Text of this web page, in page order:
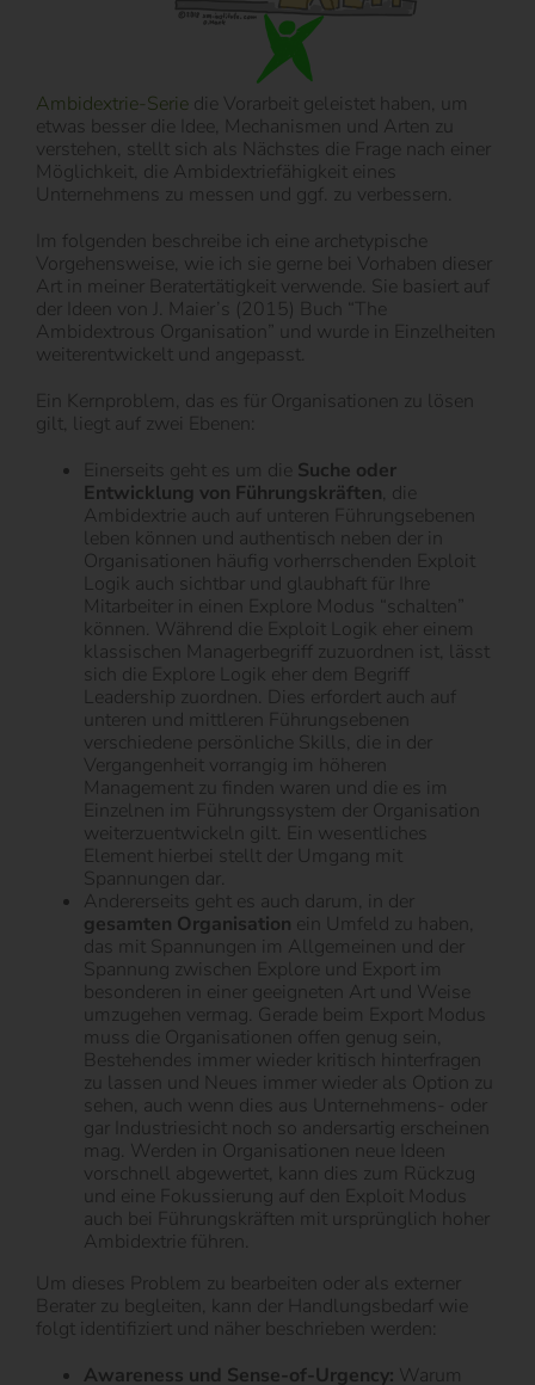
Ambidextrie-Serie die Vorarbeit geleistet haben, um
etwas besser die Idee, Mechanismen und Arten zu
verstehen, stellt sich als Nächstes die Frage nach einer
Möglichkeit, die Ambidextriefähigkeit eines
Unternehmens zu messen und ggf. zu verbessern.
Im folgenden beschreibe ich eine archetypische
Vorgehensweise, wie ich sie gerne bei Vorhaben dieser
Art in meiner Beratertätigkeit verwende. Sie basiert auf
der Ideen von J. Maier’s (2015) Buch “The
Ambidextrous Organisation” und wurde in Einzelheiten
weiterentwickelt und angepasst.
Ein Kernproblem, das es für Organisationen zu lösen
gilt, liegt auf zwei Ebenen:
Einerseits geht es um die Suche oder
Entwicklung von Führungskräften, die
Ambidextrie auch auf unteren Führungsebenen
leben können und authentisch neben der in
Organisationen häufig vorherrschenden Exploit
Logik auch sichtbar und glaubhaft für Ihre
Mitarbeiter in einen Explore Modus “schalten”
können. Während die Exploit Logik eher einem
klassischen Managerbegriff zuzuordnen ist, lässt
sich die Explore Logik eher dem Begriff
Leadership zuordnen. Dies erfordert auch auf
unteren und mittleren Führungsebenen
verschiedene persönliche Skills, die in der
Vergangenheit vorrangig im höheren
Management zu finden waren und die es im
Einzelnen im Führungssystem der Organisation
weiterzuentwickeln gilt. Ein wesentliches
Element hierbei stellt der Umgang mit
Spannungen dar.
Andererseits geht es auch darum, in der
gesamten Organisation ein Umfeld zu haben,
das mit Spannungen im Allgemeinen und der
Spannung zwischen Explore und Export im
besonderen in einer geeigneten Art und Weise
umzugehen vermag. Gerade beim Export Modus
muss die Organisationen offen genug sein,
Bestehendes immer wieder kritisch hinterfragen
zu lassen und Neues immer wieder als Option zu
sehen, auch wenn dies aus Unternehmens- oder
gar Industriesicht noch so andersartig erscheinen
mag. Werden in Organisationen neue Ideen
vorschnell abgewertet, kann dies zum Rückzug
und eine Fokussierung auf den Exploit Modus
auch bei Führungskräften mit ursprünglich hoher
Ambidextrie führen.
Um dieses Problem zu bearbeiten oder als externer
Berater zu begleiten, kann der Handlungsbedarf wie
folgt identifiziert und näher beschrieben werden:
Awareness und Sense-of-Urgency: Warum